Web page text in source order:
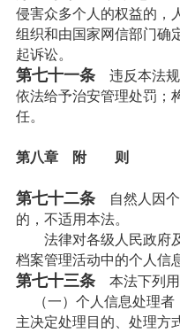
侵害众多个人的权益的，
组织和由国家网信部门确
起诉讼。
第七十一条违反本法规
依法给予治安管理处罚；
任。
第八章 附 则
第七十二条自然人因个
的，不适用本法。
法律对各级人民政府及
档案管理活动中的个人信
第七十三条本法下列用
（一）个人信息处理者
主决定处理目的、处理方